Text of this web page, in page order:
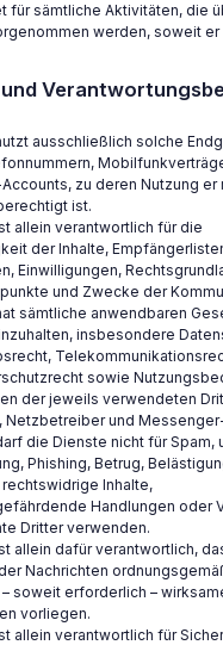
für sämtliche Aktivitäten, die
werden, soweit er
ausschließlich solche
zu deren Nutzung er
ist.
allein verantwortlich für die
der Inhalte,
Einwilligungen,
und Zwecke der
sämtliche anwendbaren
insbesondere
sowie
der jeweils verwendeten
Netzbetreiber und
die Dienste nicht für Spam,
Phishing, Betrug,
Inhalte,
Handlungen oder
Dritter verwenden.
allein dafür verantwortlich,
Nachrichten
soweit erforderlich –
vorliegen.
allein verantwortlich für